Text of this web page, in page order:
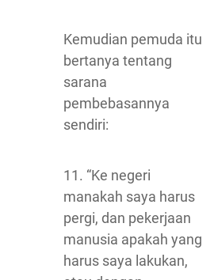
Kemudian pemuda itu
bertanya tentang
sarana
pembebasannya
sendiri:
11. “Ke negeri
manakah saya harus
pergi, dan pekerjaan
manusia apakah yang
harus saya lakukan,